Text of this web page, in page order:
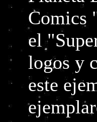
Comics
el
logos y
este